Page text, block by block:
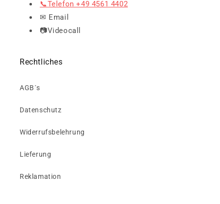
📞Telefon +49 4561 4402
✉ Email
📷Videocall
Rechtliches
AGB´s
Datenschutz
Widerrufsbelehrung
Lieferung
Reklamation